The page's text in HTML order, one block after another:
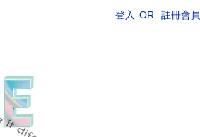
登入 OR 註冊會員